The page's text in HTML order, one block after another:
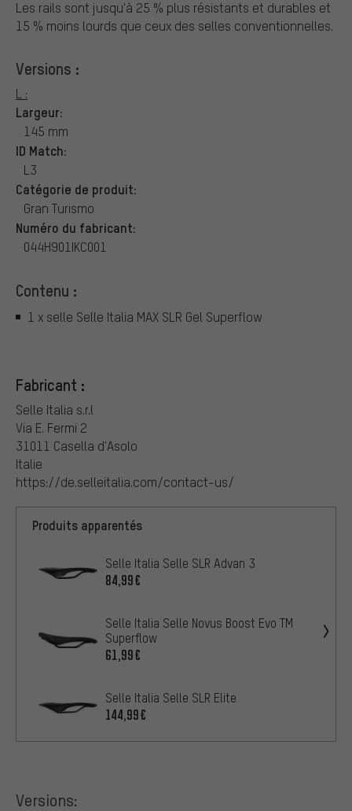
Les rails sont jusqu'à 25 % plus résistants et durables et
15 % moins lourds que ceux des selles conventionnelles.
Versions :
L :
Largeur:
145 mm
ID Match:
L3
Catégorie de produit:
Gran Turismo
Numéro du fabricant:
044H901IKC001
Contenu :
1 x selle Selle Italia MAX SLR Gel Superflow
Fabricant :
Selle Italia s.r.l
Via E. Fermi 2
31011 Casella d'Asolo
Italie
https://de.selleitalia.com/contact-us/
Produits apparentés
Selle Italia Selle SLR Advan 3
84,99€
Selle Italia Selle Novus Boost Evo TM
Superflow
61,99€
Selle Italia Selle SLR Elite
144,99€
Versions: